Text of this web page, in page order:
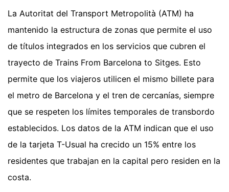
La Autoritat del Transport Metropolità (ATM) ha
mantenido la estructura de zonas que permite el uso
de títulos integrados en los servicios que cubren el
trayecto de Trains From Barcelona to Sitges. Esto
permite que los viajeros utilicen el mismo billete para
el metro de Barcelona y el tren de cercanías, siempre
que se respeten los límites temporales de transbordo
establecidos. Los datos de la ATM indican que el uso
de la tarjeta T-Usual ha crecido un 15% entre los
residentes que trabajan en la capital pero residen en la
costa.